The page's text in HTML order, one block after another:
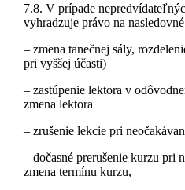
7.8. V prípade
vyhradzuje právo na
– zmena tanečnej sály,
pri vyššej účasti)
– zastúpenie lektora v
zmena lektora
– zrušenie lekcie pri
– dočasné prerušenie kurzu pri
zmena termínu kurzu,